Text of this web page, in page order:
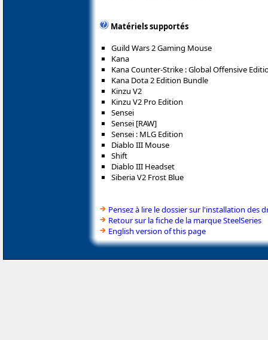
Matériels supportés
Guild Wars 2 Gaming Mouse
Kana
Kana Counter-Strike : Global Offensive
Kana Dota 2 Edition Bundle
Kinzu V2
Kinzu V2 Pro Edition
Sensei
Sensei [RAW]
Sensei : MLG Edition
Diablo III Mouse
Shift
Diablo III Headset
Siberia V2 Frost Blue
Pensez à lire le dossier sur l'installation des
Retour sur la fiche de la marque SteelSeries
English version of this page